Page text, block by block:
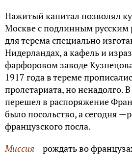
Нажитый капитал позволял
Москве с подлинным
для терема специально
Нидерландах, а кафель и
фарфоровом заводе
1917 года в тереме
пролетариата, но ненадолго.
перешел в распоряжение
было посольство, а сегодня
французского посла.
Миссия – рождать во